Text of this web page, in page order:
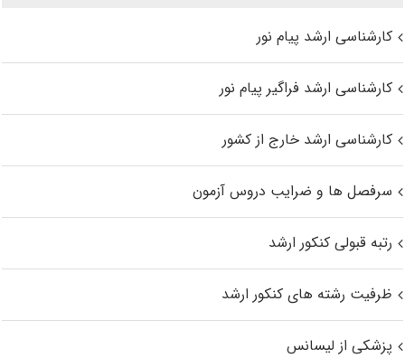
کارشناسی ارشد پیام نور
کارشناسی ارشد فراگیر پیام نور
کارشناسی ارشد خارج از کشور
سرفصل ها و ضرایب دروس آزمون
رتبه قبولی کنکور ارشد
ظرفیت رشته های کنکور ارشد
پزشکی از لیسانس